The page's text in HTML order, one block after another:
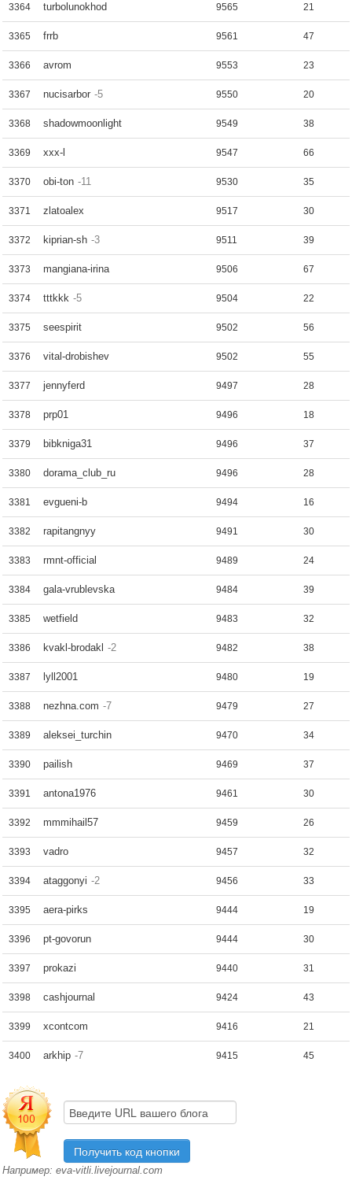
3364 turbolunokhod 9565 21
3365 frrb 9561 47
3366 avrom 9553 23
3367 nucisarbor -5 9550 20
3368 shadowmoonlight 9549 38
3369 xxx-l 9547 66
3370 obi-ton -11 9530 35
3371 zlatoalex 9517 30
3372 kiprian-sh -3 9511 39
3373 mangiana-irina 9506 67
3374 tttkkk -5 9504 22
3375 seespirit 9502 56
3376 vital-drobishev 9502 55
3377 jennyferd 9497 28
3378 prp01 9496 18
3379 bibkniga31 9496 37
3380 dorama_club_ru 9496 28
3381 evgueni-b 9494 16
3382 rapitangnyy 9491 30
3383 rmnt-official 9489 24
3384 gala-vrublevska 9484 39
3385 wetfield 9483 32
3386 kvakl-brodakl -2 9482 38
3387 lyll2001 9480 19
3388 nezhna.com -7 9479 27
3389 aleksei_turchin 9470 34
3390 pailish 9469 37
3391 antona1976 9461 30
3392 mmmihail57 9459 26
3393 vadro 9457 32
3394 ataggonyi -2 9456 33
3395 aera-pirks 9444 19
3396 pt-govorun 9444 30
3397 prokazi 9440 31
3398 cashjournal 9424 43
3399 xcontcom 9416 21
3400 arkhip -7 9415 45
Например: eva-vitli.livejournal.com